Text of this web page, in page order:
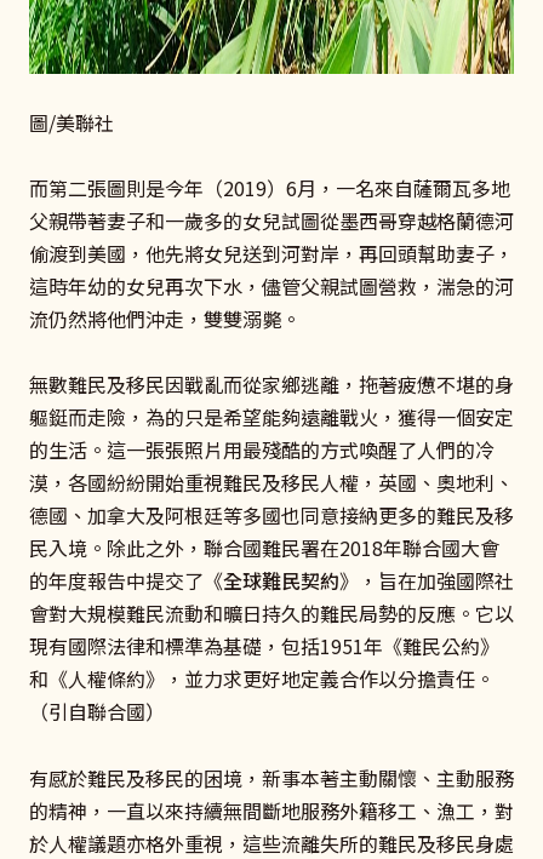
圖/美聯社
而第二張圖則是今年（2019）6月，一名來自薩爾瓦多地
父親帶著妻子和一歲多的女兒試圖從墨西哥穿越格蘭德河
偷渡到美國，他先將女兒送到河對岸，再回頭幫助妻子，
這時年幼的女兒再次下水，儘管父親試圖營救，湍急的河
流仍然將他們沖走，雙雙溺斃。
無數難民及移民因戰亂而從家鄉逃離，拖著疲憊不堪的身
軀鋌而走險，為的只是希望能夠遠離戰火，獲得一個安定
的生活。這一張張照片用最殘酷的方式喚醒了人們的冷
漠，各國紛紛開始重視難民及移民人權，英國、奧地利、
德國、加拿大及阿根廷等多國也同意接納更多的難民及移
民入境。除此之外，聯合國難民署在2018年聯合國大會
的年度報告中提交了《全球難民契約》，旨在加強國際社
會對大規模難民流動和曠日持久的難民局勢的反應。它以
現有國際法律和標準為基礎，包括1951年《難民公約》
和《人權條約》，並力求更好地定義合作以分擔責任。
（引自聯合國）
有感於難民及移民的困境，新事本著主動關懷、主動服務
的精神，一直以來持續無間斷地服務外籍移工、漁工，對
於人權議題亦格外重視，這些流離失所的難民及移民身處